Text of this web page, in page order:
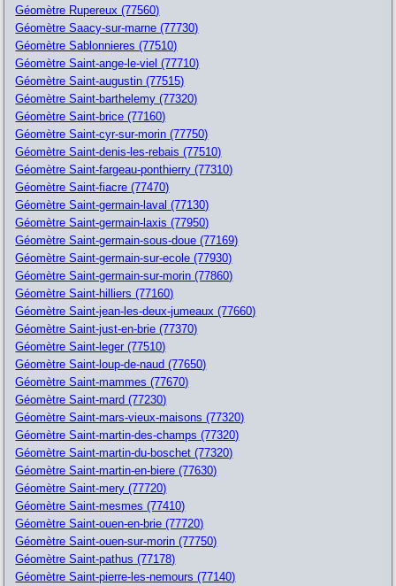
Géomètre Rupereux (77560)
Géomètre Saacy-sur-marne (77730)
Géomètre Sablonnieres (77510)
Géomètre Saint-ange-le-viel (77710)
Géomètre Saint-augustin (77515)
Géomètre Saint-barthelemy (77320)
Géomètre Saint-brice (77160)
Géomètre Saint-cyr-sur-morin (77750)
Géomètre Saint-denis-les-rebais (77510)
Géomètre Saint-fargeau-ponthierry (77310)
Géomètre Saint-fiacre (77470)
Géomètre Saint-germain-laval (77130)
Géomètre Saint-germain-laxis (77950)
Géomètre Saint-germain-sous-doue (77169)
Géomètre Saint-germain-sur-ecole (77930)
Géomètre Saint-germain-sur-morin (77860)
Géomètre Saint-hilliers (77160)
Géomètre Saint-jean-les-deux-jumeaux (77660)
Géomètre Saint-just-en-brie (77370)
Géomètre Saint-leger (77510)
Géomètre Saint-loup-de-naud (77650)
Géomètre Saint-mammes (77670)
Géomètre Saint-mard (77230)
Géomètre Saint-mars-vieux-maisons (77320)
Géomètre Saint-martin-des-champs (77320)
Géomètre Saint-martin-du-boschet (77320)
Géomètre Saint-martin-en-biere (77630)
Géomètre Saint-mery (77720)
Géomètre Saint-mesmes (77410)
Géomètre Saint-ouen-en-brie (77720)
Géomètre Saint-ouen-sur-morin (77750)
Géomètre Saint-pathus (77178)
Géomètre Saint-pierre-les-nemours (77140)